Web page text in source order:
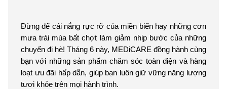
Đừng để cái nắng rực rỡ của miền biển hay những cơn
mưa trái mùa bất chợt làm giảm nhịp bước của những
chuyến đi hè! Tháng 6 này, MEDiCARE đồng hành cùng
bạn với những sản phẩm chăm sóc toàn diện và hàng
loạt ưu đãi hấp dẫn, giúp bạn luôn giữ vững năng lượng
tươi khỏe trên mọi hành trình.